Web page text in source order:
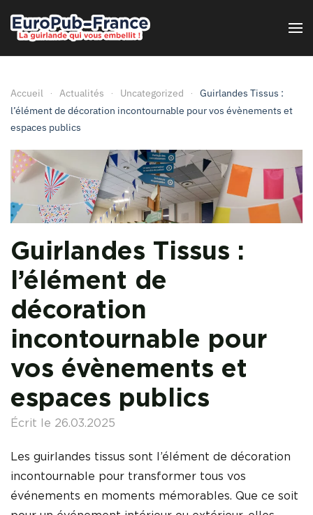
Passer au contenu principal
Accueil Actualités Uncategorized
Guirlandes Tissus :
l’élément de décoration incontournable pour vos évènements et
espaces publics
Guirlandes Tissus :
l’élément de
décoration
incontournable pour
vos évènements et
espaces publics
Écrit le 26.03.2025
Les guirlandes tissus sont l’élément de décoration
incontournable pour transformer tous vos
événements en moments mémorables. Que ce soit